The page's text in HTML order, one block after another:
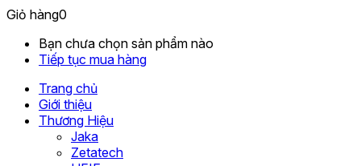
Giỏ hàng0
Bạn chưa chọn sản phẩm nào
Tiếp tục mua hàng
Trang chủ
Giới thiệu
Thương Hiệu
Jaka
Zetatech